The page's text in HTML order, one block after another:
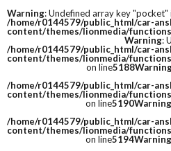
Warning: Undefined array key "pocket"
/home/r0144579/public_html/car-
content/themes/lionmedia/
Warning:
/home/r0144579/public_html/car-
content/themes/lionmedia/
on line5188
/home/r0144579/public_html/car-
content/themes/lionmedia/
on line5190Warning
/home/r0144579/public_html/car-
content/themes/lionmedia/
on line5194Warning